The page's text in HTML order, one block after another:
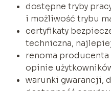
dostępne tryby
i możliwość trybu
certyfikaty
techniczna,
renoma
opinie
warunki gwarancji,